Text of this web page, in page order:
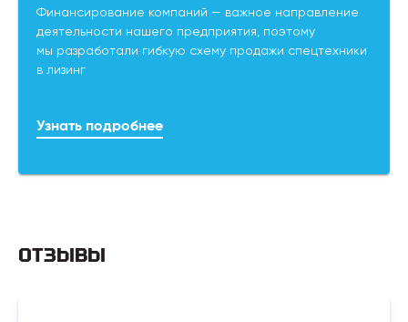
Финансирование компаний — важное направление
деятельности нашего предприятия, поэтому
мы разработали гибкую схему продажи спецтехники
в лизинг
Узнать подробнее
ОТЗЫВЫ